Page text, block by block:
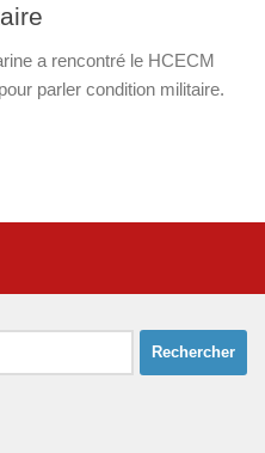
a rencontré le HCECM
parler condition militaire.